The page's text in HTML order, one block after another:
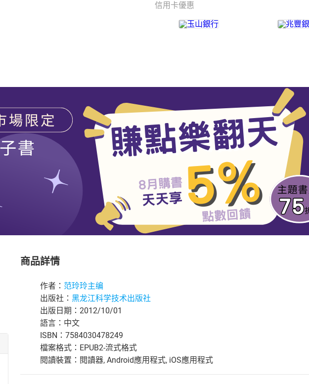
信用卡優惠
商品詳情
作者： 范玲玲主编
出版社： 黑龙江科学技术出版社
出版日期：2012/10/01
語言：中文
ISBN：7584030478249
檔案格式：EPUB2-流式格式
閱讀裝置：閱讀器, Android應用程式, iOS應用程式